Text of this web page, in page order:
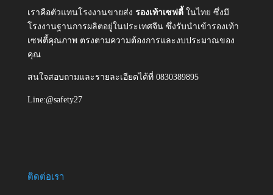
เราคือตัวแทนโรงงานขายส่ง รองเท้าเซฟตี้ ในไทย ซึ่งมี
โรงงานฐานการผลิตอยู่ในประเทศจีน ซึ่งรับนำเข้ารองเท้า
เซฟตี้คุณภาพ ตรงตามความต้องการและงบประมาณของ
คุณ
สนใจสอบถามและรายละเอียดได้ที่ 0830389895
Line:@safety27
ติดต่อเรา